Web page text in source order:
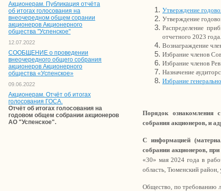
Акционерам. Публикация отчёта
об итогах голосования на
внеочередном общем сорании
акционеров Акционерного
общества "Успенское"
12.07.2022
СООБЩЕНИЕ о проведении
внеочередного общего собрания
акционеров Акционерного
общества «Успенское»
09.06.2022
Акционерам. Отчёт об итогах
голосования ГОСА.
Отчёт об итогах голосования на
годовом общем собрании акционеров
АО "Успенское".
Утверждение
Утверждение
Распределение
отчетного 2023 года.
Вознаграждение
Избрание членов
Избрание членов
Назначение
Избрание
Порядок ознакомления
собрания акционеров, и
С информацией
собрании акционеров,
«30» мая 2024 года в
область, Тюменский район,
Общество, по требованию